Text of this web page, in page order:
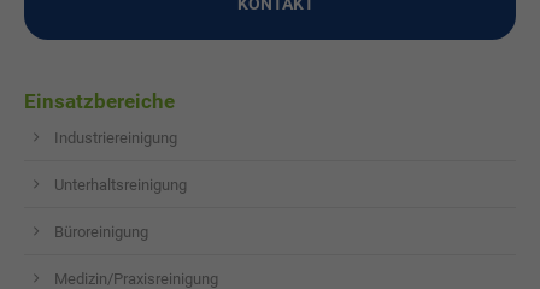
Einsatzbereiche
Industriereinigung
Unterhaltsreinigung
Büroreinigung
Medizin/Praxisreinigung